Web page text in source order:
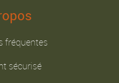
fréquentes
sécurisé